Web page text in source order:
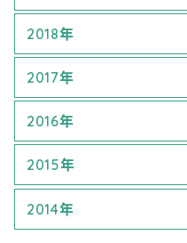
7月 (1)
8月 (1)
9月 (1)
9月 (2)
6月 (1)
7月 (3)
8月 (1)
9月 (1)
1月 (1)
3月 (3)
4月 (2)
6月 (2)
7月 (3)
9月 (2)
2018年
1月 (1)
4月 (1)
5月 (2)
6月 (3)
7月 (1)
2017年
1月 (1)
5月 (3)
6月 (3)
2016年
1月 (1)
5月 (1)
2015年
7月 (2)
2014年